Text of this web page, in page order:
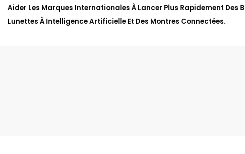
Aider Les Marques Internationales À Lancer Plus Rapidement Des
Lunettes À Intelligence Artificielle Et Des Montres Connectées.